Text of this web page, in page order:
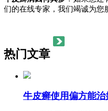
们的在线专家，我们竭诚为您
热门文章
牛皮癣使用偏方能治